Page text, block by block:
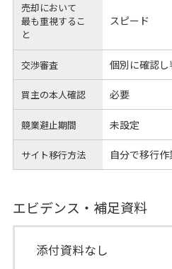
売却において
最も重視するこ
と
スピード
交渉審査 個別に確認し
買主の本人確認 必要
競業避止期間 未設定
サイト移行方法 自分で移行作
エビデンス・補足資料
添付資料なし